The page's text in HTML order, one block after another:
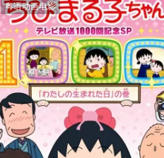
粤语动画电影